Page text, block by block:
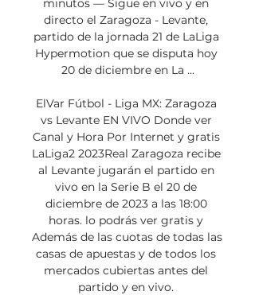
minutos — Sigue en vivo y en
directo el Zaragoza - Levante,
partido de la jornada 21 de LaLiga
Hypermotion que se disputa hoy
20 de diciembre en La ...
ElVar Fútbol - Liga MX: Zaragoza
vs Levante EN VIVO Donde ver
Canal y Hora Por Internet y gratis
LaLiga2 2023Real Zaragoza recibe
al Levante jugarán el partido en
vivo en la Serie B el 20 de
diciembre de 2023 a las 18:00
horas. lo podrás ver gratis y
Además de las cuotas de todas las
casas de apuestas y de todos los
mercados cubiertas antes del
partido y en vivo.